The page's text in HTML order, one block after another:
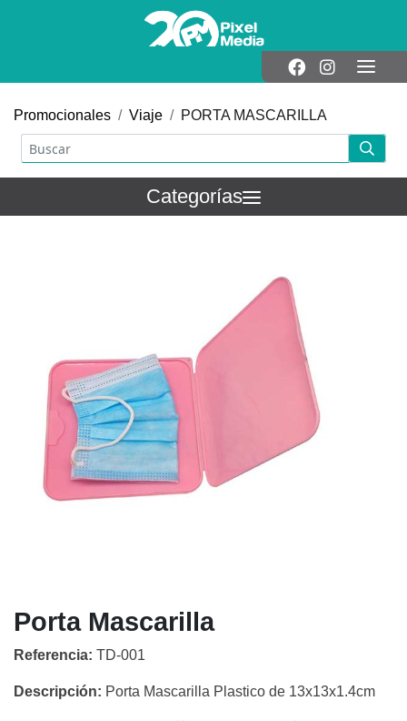
Promocionales Viaje PORTA MASCARILLA
Categorías
Porta Mascarilla
Referencia: TD-001
Descripción: Porta Mascarilla Plastico de 13x13x1.4cm